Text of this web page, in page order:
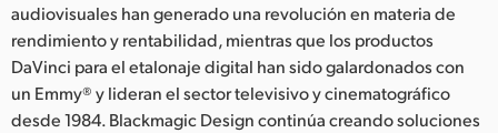
audiovisuales han generado una revolución en materia de
rendimiento y rentabilidad, mientras que los productos
DaVinci para el etalonaje digital han sido galardonados con
un Emmy® y lideran el sector televisivo y cinematográfico
desde 1984. Blackmagic Design continúa creando soluciones